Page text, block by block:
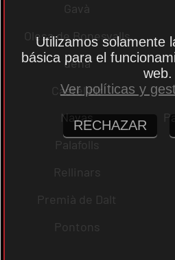
Gavà
Olesa de Bonesvalls
dena
Castellcir
Navas
Palafolls
Rellinars
Premià de Dalt
Pontons
Utilizamos solamente
básica para el
web.
Ver políticas y
RECHAZAR